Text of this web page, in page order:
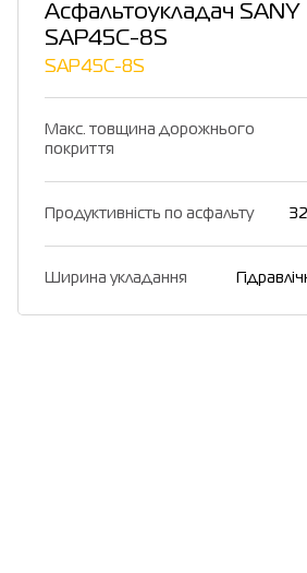
Асфальтоукладач SANY
SAP45C-8S
SAP45C-8S
Макс. товщина дорожнього
покриття
Продуктивність по асфальту
Ширина укладання